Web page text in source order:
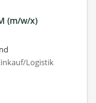
(m/w/x)
Logistik